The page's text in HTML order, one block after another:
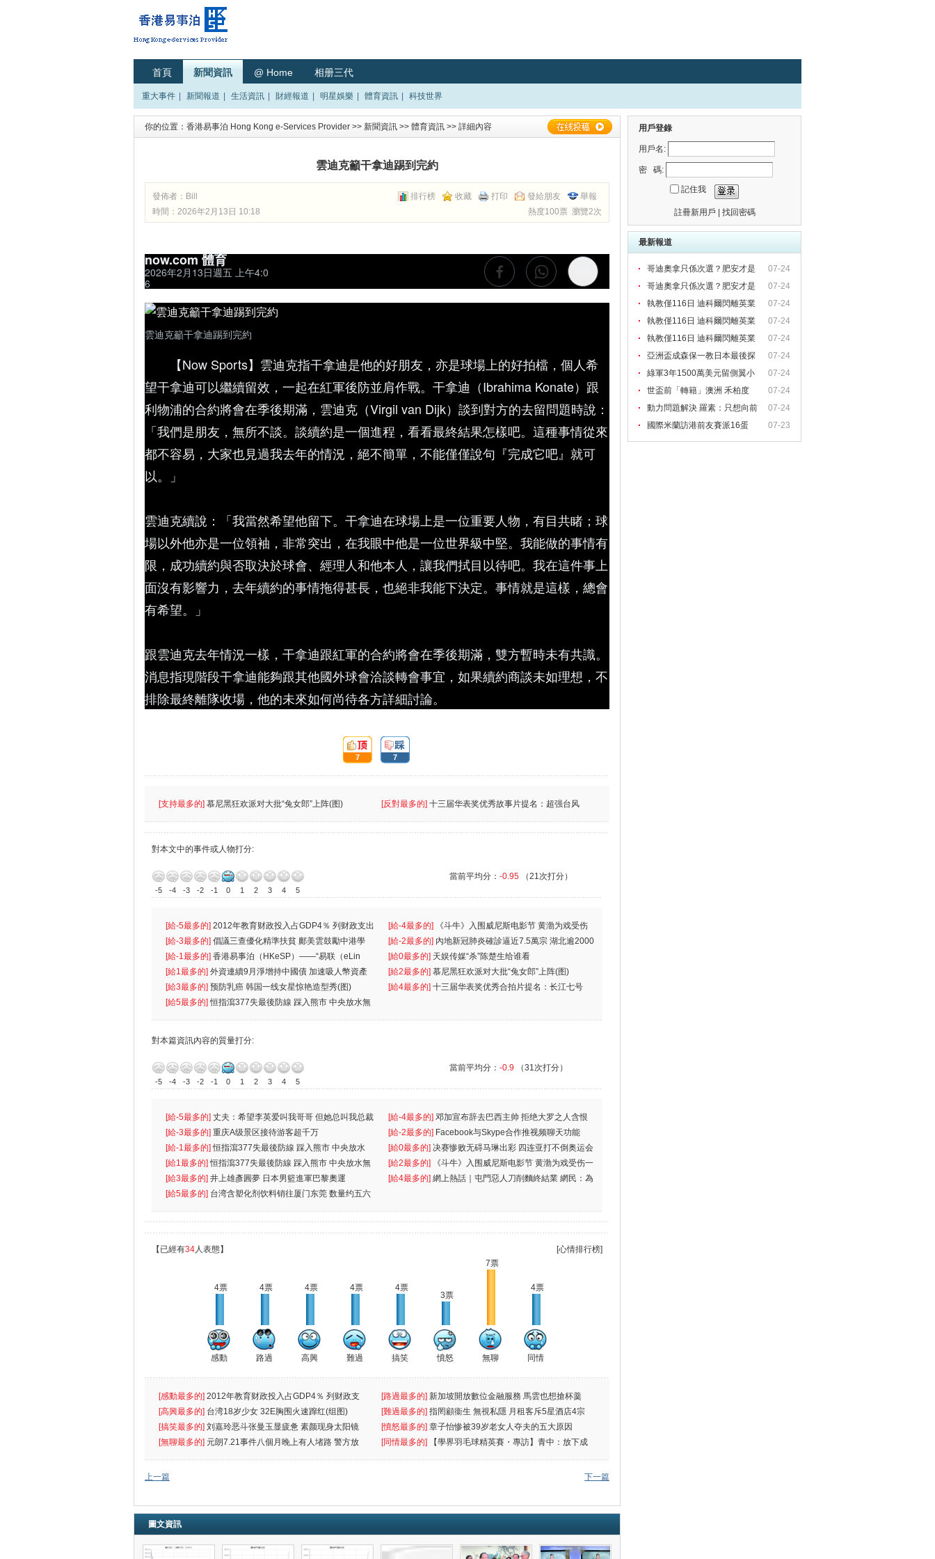
首頁 新聞資訊 @ Home 相册三代
重大事件 新聞報道 生活資訊 財經報道 明星娛樂 體育資訊 科技世界
你的位置： 香港易事泊 Hong Kong e-Services Provider >> 新聞資訊 >> 體育資訊 >> 詳細內容
雲迪克籲干拿迪踢到完約
排行榜 收藏 打印 發給朋友 舉報
發佈者： Bill
熱度100票 瀏覽2次
時間：2026年2月13日 10:18
now.com 體育
2026年2月13日週五 上午4:0
6
雲迪克籲干拿迪踢到完約
【Now Sports】雲迪克指干拿迪是他的好朋友，亦是球場上的好拍檔，個人希
望干拿迪可以繼續留效，一起在紅軍後防並肩作戰。干拿迪（Ibrahima Konate）跟
利物浦的合約將會在季後期滿，雲迪克（Virgil van Dijk）談到對方的去留問題時說：
「我們是朋友，無所不談。談續約是一個進程，看看最終結果怎樣吧。這種事情從來
都不容易，大家也見過我去年的情況，絕不簡單，不能僅僅說句『完成它吧』就可
以。」
雲迪克續說：「我當然希望他留下。干拿迪在球場上是一位重要人物，有目共睹；球
場以外他亦是一位領袖，非常突出，在我眼中他是一位世界級中堅。我能做的事情有
限，成功續約與否取決於球會、經理人和他本人，讓我們拭目以待吧。我在這件事上
面沒有影響力，去年續約的事情拖得甚長，也絕非我能下決定。事情就是這樣，總會
有希望。」
跟雲迪克去年情況一樣，干拿迪跟紅軍的合約將會在季後期滿，雙方暫時未有共識。
消息指現階段干拿迪能夠跟其他國外球會洽談轉會事宜，如果續約商談未如理想，不
排除最終離隊收場，他的未來如何尚待各方詳細討論。
頂:
7
踩:
7
[支持最多的] 慕尼黑狂欢派对大批“兔女郎”上阵(图) [反對最多的] 十三届华表奖优秀故事片提名：超强台风
對本文中的事件或人物打分:
-5 -4 -3 -2 -1 0 1 2 3 4 5
當前平均分： -0.95 （21次打分）
[給-5最多的] 2012年教育财政投入占GDP4％ 列财政支出
首位
[給-4最多的]
《斗牛》入围威尼斯电影节 黄渤为戏受伤
一
[給-3最多的] 倡議三查優化精準扶貧 鄺美雲鼓勵中港學
生
[給-2最多的] 內地新冠肺炎確診逼近7.5萬宗 湖北逾2000
人
[給-1最多的] 香港易事泊（HKeSP）——“易联（eLin
k）”项目
[給0最多的] 天娱传媒“杀”陈楚生给谁看
[給1最多的] 外資連續9月淨增持中國債 加速吸人幣資產 [給2最多的] 慕尼黑狂欢派对大批“兔女郎”上阵(图)
[給3最多的] 预防乳癌 韩国一线女星惊艳造型秀(图) [給4最多的] 十三届华表奖优秀合拍片提名：长江七号
[給5最多的]恒指瀉377失最後防線 踩入熊市 中央放水無
對本篇資訊內容的質量打分:
-5 -4 -3 -2 -1 0 1 2 3 4 5
當前平均分： -0.9 （31次打分）
[給-5最多的] 丈夫：希望李英爱叫我哥哥 但她总叫我总裁
先
[給-4最多的] 邓加宣布辞去巴西主帅 拒绝大罗之人含恨
离
[給-3最多的] 重庆A级景区接待游客超千万 [給-2最多的] Facebook与Skype合作推视频聊天功能
[給-1最多的]恒指瀉377失最後防線 踩入熊市 中央放水
無
[給0最多的] 决赛惨败无碍马琳出彩 四连亚打不倒奥运会
[給1最多的]恒指瀉377失最後防線 踩入熊市 中央放水無 [給2最多的]
《斗牛》入围威尼斯电影节 黄渤为戏受伤一
[給3最多的] 井上雄彥圓夢 日本男籃進軍巴黎奧運 [給4最多的] 網上熱話｜屯門惡人刀削麵終結業 網民：為
[給5最多的] 台湾含塑化剂饮料销往厦门东莞 数量约五六
[心情排行榜]
【已經有34人表態】
4票
感動
4票
路過
4票
高興
4票
難過
4票
搞笑
3票
憤怒
7票
無聊
4票
同情
[感動最多的] 2012年教育财政投入占GDP4％ 列财政支
出首位
[路過最多的] 新加坡開放數位金融服務 馬雲也想搶杯羹
[高興最多的] 台湾18岁少女 32E胸围火速蹿红(组图) [難過最多的] 指罔顧衞生 無視私隱 月租客斥5星酒店4宗
罪
[搞笑最多的] 刘嘉玲恶斗张曼玉显疲惫 素颜现身太阳镜
遮
[憤怒最多的] 章子怡惨被39岁老女人夺夫的五大原因
[無聊最多的] 元朗7.21事件八個月晚上有人堵路 警方放
催
[同情最多的]
【學界羽毛球精英賽・專訪】青中：放下成
敗
上一篇
下一篇
圖文資訊
用戶登錄
用戶名:
密 碼:
記住我
註冊新用戶 找回密碼
最新報道
07-24
哥迪奧拿只係次選？肥安才是
「
07-24
哥迪奧拿只係次選？肥安才是
「
07-24
執教僅116日 迪科爾閃離英業
07-24
執教僅116日 迪科爾閃離英業
07-24
執教僅116日 迪科爾閃離英業
07-24
亞洲盃成森保一教日本最後探
07-24
綠軍3年1500萬美元留側翼小
07-24
世盃前「轉籍」澳洲 禾柏度
07-24
動力問題解決 羅素：只想向前
07-23
國際米蘭訪港前友賽派16蛋